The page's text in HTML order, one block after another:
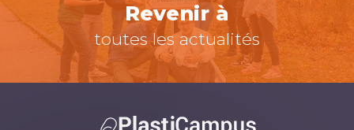
Revenir à
toutes les actualités